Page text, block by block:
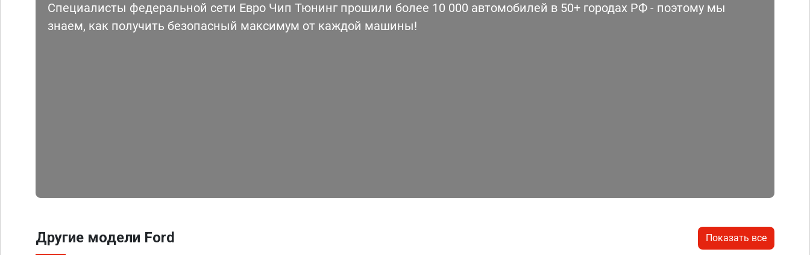
Специалисты федеральной сети Евро Чип Тюнинг прошили более 10 000 автомобилей в 50+ городах РФ - поэтому мы
знаем, как получить безопасный максимум от каждой машины!
Другие модели Ford Показать все